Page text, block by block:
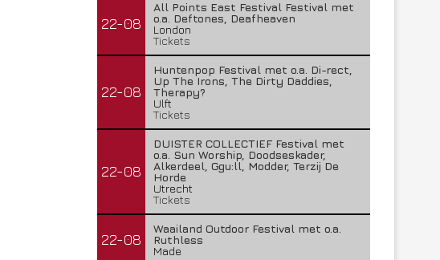
22-08
All Points East Festival Festival met
o.a. Deftones, Deafheaven
London
Tickets
22-08
Huntenpop Festival met o.a. Di-rect,
Up The Irons, The Dirty Daddies,
Therapy?
Ulft
Tickets
22-08
DUISTER COLLECTIEF Festival met
o.a. Sun Worship, Doodseskader,
Alkerdeel, Ggu:ll, Modder, Terzij De
Horde
Utrecht
Tickets
22-08
Waailand Outdoor Festival met o.a.
Ruthless
Made